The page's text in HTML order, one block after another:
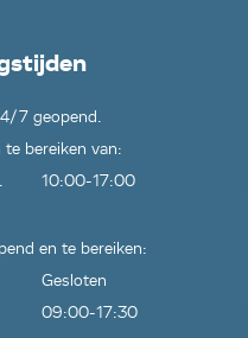
7 geopend.
te bereiken van:
10:00-17:00
en te bereiken:
Gesloten
09:00-17:30